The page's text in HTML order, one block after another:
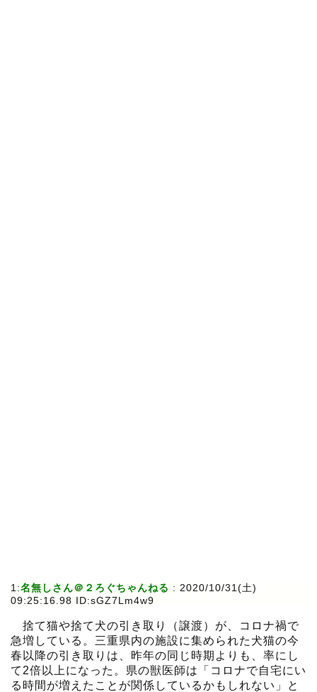
1:名無しさん＠２ろぐちゃんねる : 2020/10/31(土)
09:25:16.98 ID:sGZ7Lm4w9
捨て猫や捨て犬の引き取り（譲渡）が、コロナ禍で
急増している。三重県内の施設に集められた犬猫の今
春以降の引き取りは、昨年の同じ時期よりも、率にし
て2倍以上になった。県の獣医師は「コロナで自宅にい
る時間が増えたことが関係しているかもしれない」と